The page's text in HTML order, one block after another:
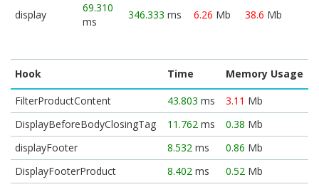
display
69.310
ms
346.333 ms 6.26 Mb 38.6 Mb
Hook Time
Memory Usage
FilterProductContent
43.803 ms 3.11 Mb
DisplayBeforeBodyClosingTag
11.762 ms 0.38 Mb
displayFooter
8.532 ms 0.86 Mb
DisplayFooterProduct
8.402 ms 0.52 Mb